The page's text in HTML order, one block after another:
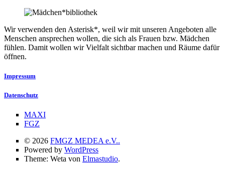
Wir verwenden den Asterisk*, weil wir mit unseren Angeboten alle
Menschen ansprechen wollen, die sich als Frauen bzw. Mädchen
fühlen. Damit wollen wir Vielfalt sichtbar machen und Räume dafür
öffnen.
Impressum
Datenschutz
MAXI
FGZ
© 2026 FMGZ MEDEA e.V..
Powered by WordPress
Theme: Weta von Elmastudio.